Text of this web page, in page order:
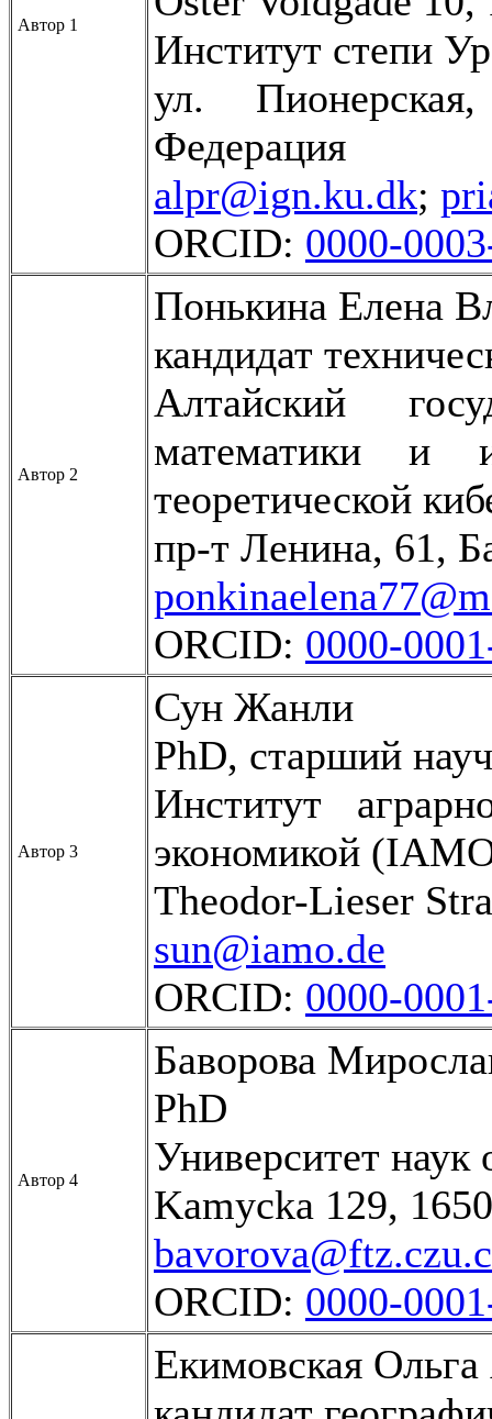
Автор 1
Институт степи
ул.
Федерация
alpr@ign.ku.dk;
ORCID: 0000-
Автор 2
Понькина Елена
кандидат
Алтайский
математики и
теоретической
пр-т Ленина, 61,
ORCID: 0000-
Автор 3
Сун Жанли
PhD, старший
Институт
экономикой
Theodor-Lieser
sun@iamo.de
ORCID: 0000-
Автор 4
Баворова
PhD
Университет наук
Kamycka 129,
ORCID: 0000-
Екимовская